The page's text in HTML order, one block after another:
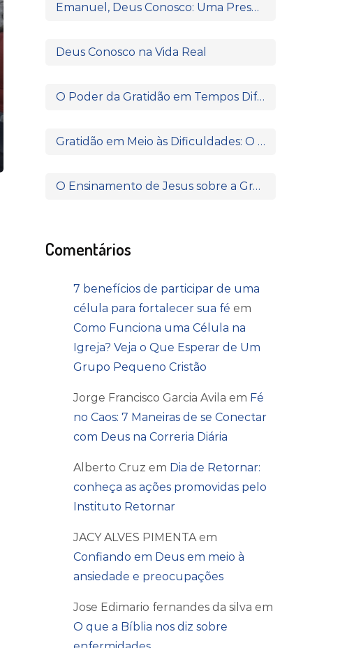
Emanuel, Deus Conosco: Uma Presença que Transforma
Deus Conosco na Vida Real
O Poder da Gratidão em Tempos Difíceis: O Que Paulo e Silas Nos Ensinam
Gratidão em Meio às Dificuldades: O Poder de Agradecer Quando Nada Parece Fazer Sentido
O Ensinamento de Jesus sobre a Gratidão: Quando o Coração Reconhece a Fonte da Bênção
Comentários
7 benefícios de participar de uma
célula para fortalecer sua fé em
Como Funciona uma Célula na
Igreja? Veja o Que Esperar de Um
Grupo Pequeno Cristão
Jorge Francisco Garcia Avila em Fé
no Caos: 7 Maneiras de se Conectar
com Deus na Correria Diária
Alberto Cruz em Dia de Retornar:
conheça as ações promovidas pelo
Instituto Retornar
JACY ALVES PIMENTAem
Confiando em Deus em meio à
ansiedade e preocupações
Jose Edimario fernandes da silva em
O que a Bíblia nos diz sobre